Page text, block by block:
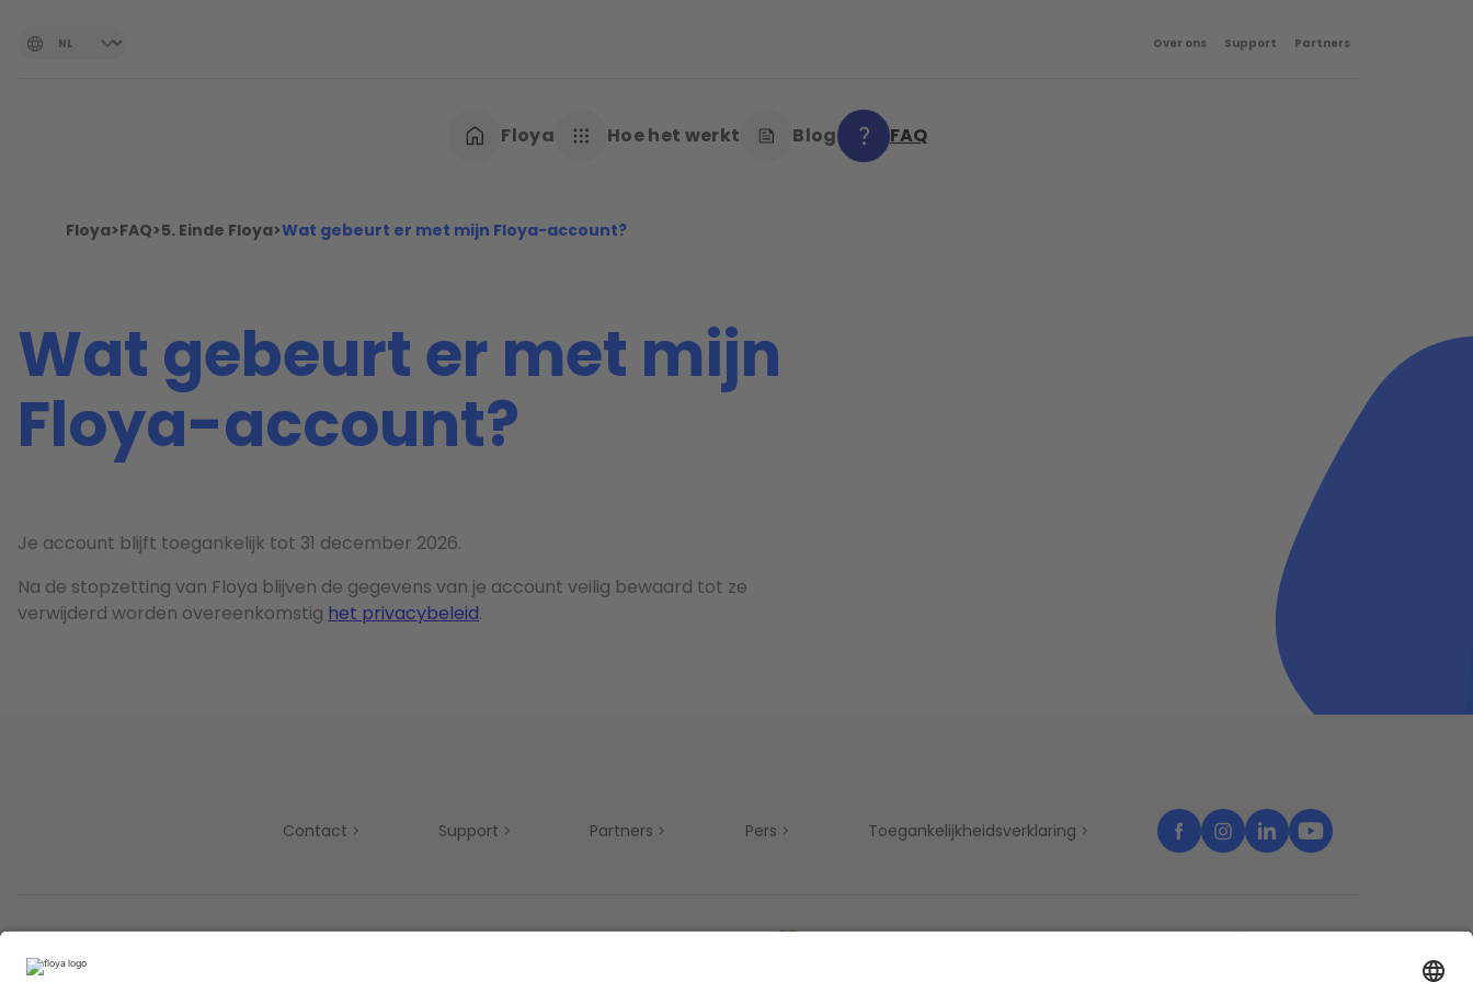
Floya Hoe het werkt Blog FAQ
Over ons Support Partners
Floya>FAQ>5. Einde Floya>Wat gebeurt er met mijn Floya-account?
Wat gebeurt er met mijn
Floya-account?
Je account blijft toegankelijk tot 31 december 2026.
Na de stopzetting van Floya blijven de gegevens van je account veilig bewaard tot ze
verwijderd worden overeenkomstig het privacybeleid.
Contact Support Partners Pers Toegankelijkheidsverklaring